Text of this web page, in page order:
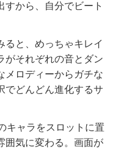
すから、自分でビート
ると、めっちゃキレイ
がそれぞれの音とダン
メロディーからガチな
でどんどん進化するサ
キャラをスロットに置
囲気に変わる。画面が